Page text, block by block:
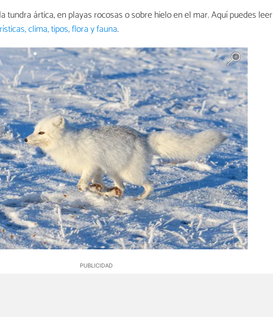
tundra ártica, en playas rocosas o sobre hielo en el mar. Aquí puedes leer
clima, tipos, flora y fauna.